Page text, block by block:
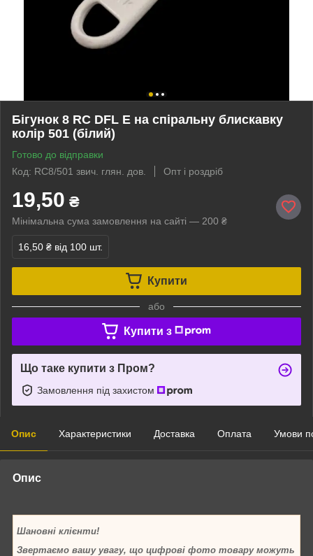
Бігунок 8 RC DFL E на спіральну блискавку
колір 501 (білий)
Готово до відправки
Код: RC8/501 звич. глян. дов.
Опт і роздріб
19,50 ₴
Мінімальна сума замовлення на сайті — 200 ₴
16,50 ₴ від 100 шт.
Купити
або
Купити з
Що таке купити з Пром?
Замовлення під захистом
Опис Характеристики Доставка Оплата Умови
Опис
Шановні клієнти!
Звертаємо вашу увагу, що цифрові фото товару можуть